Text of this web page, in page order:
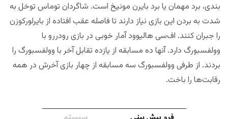
بندی، برد مهمان یا برد بایرن مونیخ است. شاگردان توماس توخل به
شدت به بردن این بازی نیاز دارند تا فاصله عقب افتاده از بایرلورکوزن
را جبران کنند. اف‌سی هالیوود آمار خوبی در بازی رودررو با
وولفسبورگ دارد. آنها ده مسابقه از یازده تقابل آخر با وولفسبورگ را
بردند. از طرفی وولفسبورگ سه مسابقه از چهار بازی آخرش در همه
رقابت‌ها را باخت.